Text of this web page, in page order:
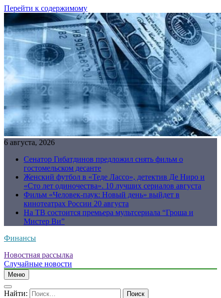
Перейти к содержимому
6 августа, 2026
Сенатор Гибатдинов предложил снять фильм о
гостомельском десанте
Женский футбол в «Теде Лассо», детектив Де Ниро и
«Сто лет одиночества». 10 лучших сериалов августа
Фильм «Человек-паук: Новый день» выйдет в
кинотеатрах России 20 августа
На ТВ состоится премьера мультсериала “Гроша и
Мистер Ви”
Финансы
Новостная рассылка
Случайные новости
Меню
Найти: